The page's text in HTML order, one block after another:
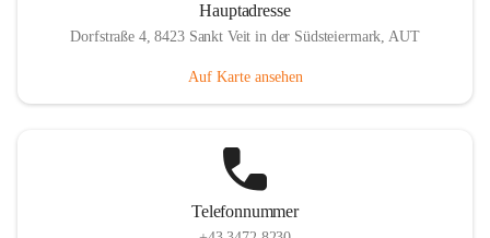
Hauptadresse
Dorfstraße 4, 8423 Sankt Veit in der Südsteiermark, AUT
Auf Karte ansehen
Telefonnummer